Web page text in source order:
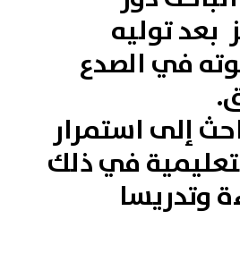
بعد توليه
في الصدع
إلى استمرار
في ذلك
وتدريسا